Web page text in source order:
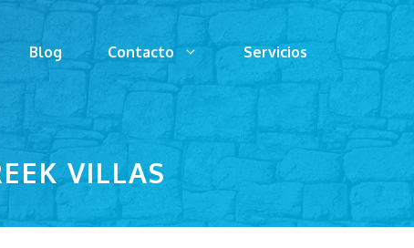
Blog Contacto Servicios
VILLAS